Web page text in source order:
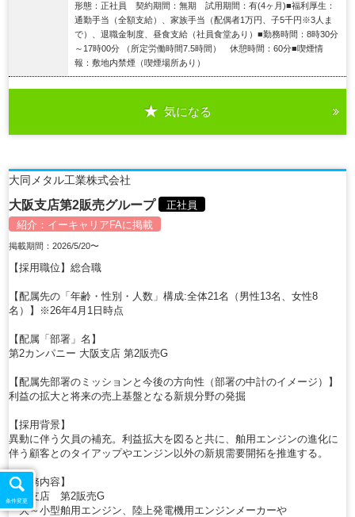
形態：正社員 契約期間：無期 試用期間：有(4ヶ月)■福利厚生：
通勤手当（全額支給）、家族手当（配偶者1万円、子5千円※3人ま
で）、退職金制度、昼食支給（社員食堂あり）■勤務時間：8時30分
～17時00分 （所定労働時間7.5時間） 休憩時間：60分■喫煙情
報：敷地内禁煙（喫煙場所あり）
気になる
大同メタル工業株式会社
大阪支店第2販売グループ
正社員
紹介： イーキャリアFAに掲載
掲載期間：2026/5/20〜
【採用職位】総合職
【配属先の「年齢・性別・人数」構成:全体21名（男性13名、女性8
名）】※26年4月1日時点
【配属「部署」名】
第2カンパニー 大阪支店 第2販売G
【配属先部署のミッションと今後の方向性（部署の中計のイメージ）】
利益の拡大と将来の売上基盤となる新規分野の発掘
【採用背景】
異動に伴う欠員の補充。利益拡大を図ると共に、舶用エンジンの進化に
伴う顧客とのタイアップやエンジン以外の新規需要開拓を推進する。
【業務内容】
大阪支店 第2販売G
大～小型舶用エンジン、陸上発電機用エンジンメーカーや
条件変更